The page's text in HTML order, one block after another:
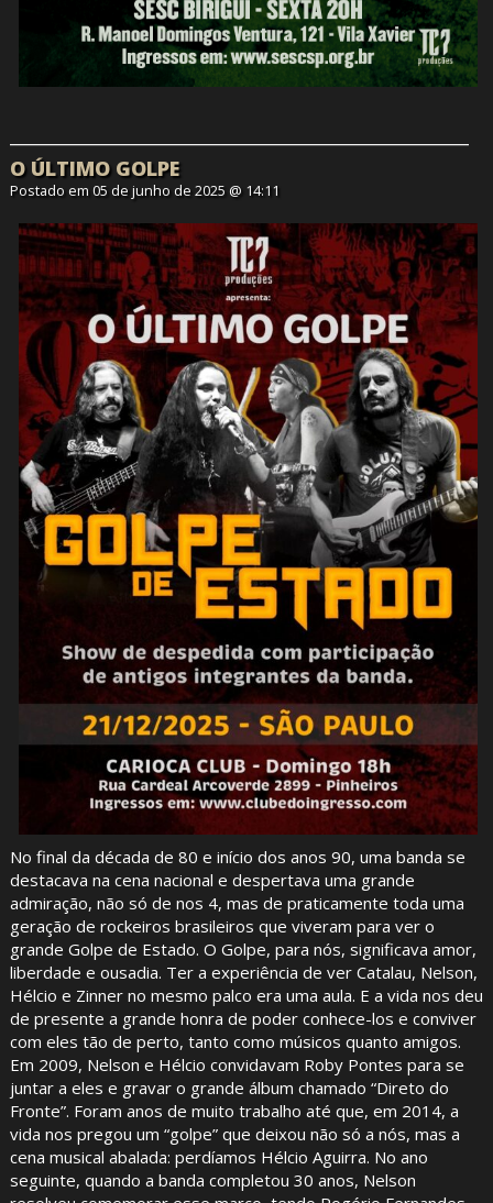
O ÚLTIMO GOLPE
Postado em 05 de junho de 2025 @ 14:11
No final da década de 80 e início dos anos 90, uma banda se
destacava na cena nacional e despertava uma grande
admiração, não só de nos 4, mas de praticamente toda uma
geração de rockeiros brasileiros que viveram para ver o
grande Golpe de Estado. O Golpe, para nós, significava amor,
liberdade e ousadia. Ter a experiência de ver Catalau, Nelson,
Hélcio e Zinner no mesmo palco era uma aula. E a vida nos deu
de presente a grande honra de poder conhece-los e conviver
com eles tão de perto, tanto como músicos quanto amigos.
Em 2009, Nelson e Hélcio convidavam Roby Pontes para se
juntar a eles e gravar o grande álbum chamado “Direto do
Fronte”. Foram anos de muito trabalho até que, em 2014, a
vida nos pregou um “golpe” que deixou não só a nós, mas a
cena musical abalada: perdíamos Hélcio Aguirra. No ano
seguinte, quando a banda completou 30 anos, Nelson